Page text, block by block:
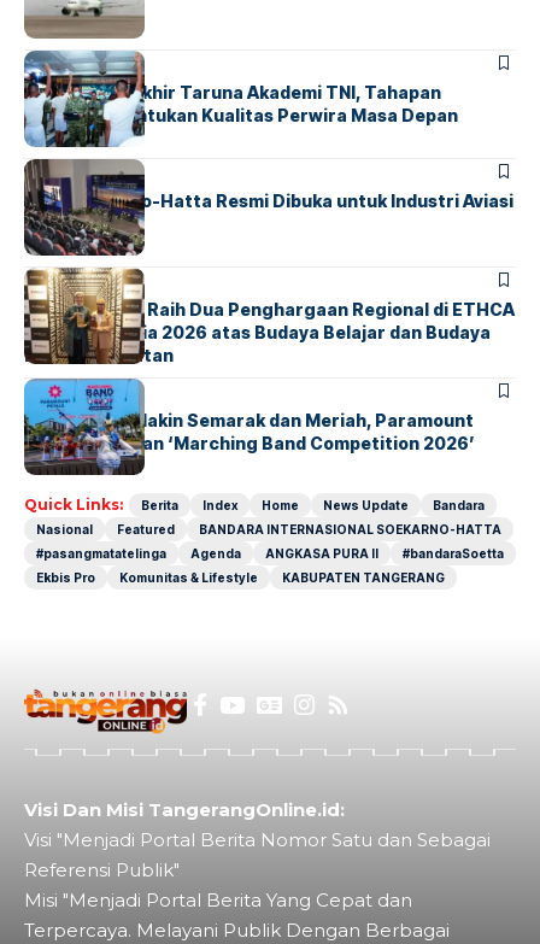
Nasional
BERITA
Sidang Pantukhir Taruna Akademi TNI, Tahapan
Strategis Tentukan Kualitas Perwira Masa Depan
BANDARA BERITA
IALC Soekarno-Hatta Resmi Dibuka untuk Industri Aviasi
Dunia
BERITA
ParagonCorp Raih Dua Penghargaan Regional di ETHCA
Southeast Asia 2026 atas Budaya Belajar dan Budaya
Kebermanfaatan
BERITA INDEX
Akhir Pekan Makin Semarak dan Meriah, Paramount
Petals Hadirkan ‘Marching Band Competition 2026’
Quick Links: Berita Index Home News Update
Bandara
Nasional
Featured
BANDARA INTERNASIONAL SOEKARNO-HATTA
#pasangmatatelinga
Agenda ANGKASA PURA II
#bandaraSoetta
Ekbis Pro
Komunitas & Lifestyle KABUPATEN TANGERANG
Visi Dan Misi TangerangOnline.id:
Visi "Menjadi Portal Berita Nomor Satu dan Sebagai
Referensi Publik"
Misi "Menjadi Portal Berita Yang Cepat dan
Terpercaya. Melayani Publik Dengan Berbagai